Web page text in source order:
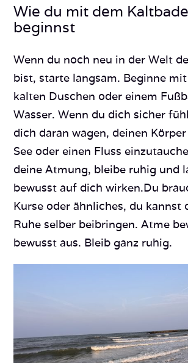
Wie du mit dem
beginnst
Wenn du noch neu in der Welt
bist, starte langsam. Beginne
kalten Duschen oder einem
Wasser. Wenn du dich sicher
dich daran wagen, deinen
See oder einen Fluss
deine Atmung, bleibe ruhig und
bewusst auf dich wirken.Du
Kurse oder ähnliches, du kannst
Ruhe selber beibringen. Atme
bewusst aus. Bleib ganz ruhig.